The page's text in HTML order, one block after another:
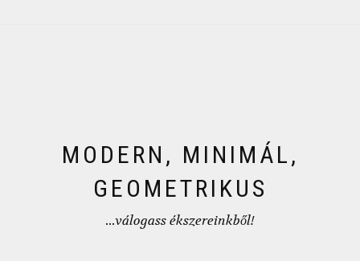
MODERN, MINIMÁL,
GEOMETRIKUS
...válogass ékszereinkből!